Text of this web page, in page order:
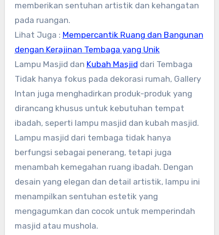
memberikan sentuhan artistik dan kehangatan
pada ruangan.
Lihat Juga : Mempercantik Ruang dan Bangunan
dengan Kerajinan Tembaga yang Unik
Lampu Masjid dan Kubah Masjid dari Tembaga
Tidak hanya fokus pada dekorasi rumah, Gallery
Intan juga menghadirkan produk-produk yang
dirancang khusus untuk kebutuhan tempat
ibadah, seperti lampu masjid dan kubah masjid.
Lampu masjid dari tembaga tidak hanya
berfungsi sebagai penerang, tetapi juga
menambah kemegahan ruang ibadah. Dengan
desain yang elegan dan detail artistik, lampu ini
menampilkan sentuhan estetik yang
mengagumkan dan cocok untuk memperindah
masjid atau mushola.